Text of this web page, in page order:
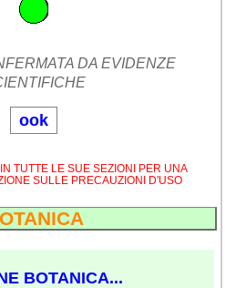
DA EVIDENZE
ook
TUTTE LE SUE SEZIONI PER UNA
SULLE PRECAUZIONI D'USO
BOTANICA...